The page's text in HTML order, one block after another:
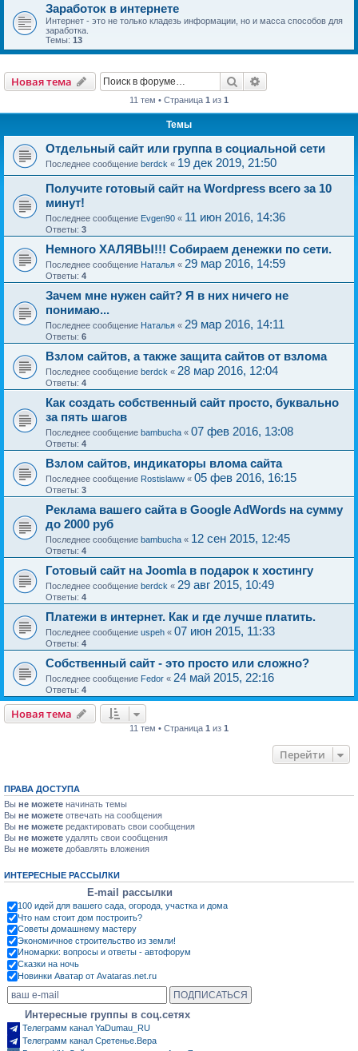
Заработок в интернете
Интернет - это не только кладезь информации, но и масса способов для
заработка.
Темы: 13
Новая тема Поиск
11 тем • Страница 1 из 1
Темы
Отдельный сайт или группа в социальной сети
Последнее сообщение berdck « 19 дек 2019, 21:50
Получите готовый сайт на Wordpress всего за 10
минут!
Последнее сообщение Evgen90 « 11 июн 2016, 14:36
Ответы: 3
Немного ХАЛЯВЫ!!! Собираем денежки по сети.
Последнее сообщение Наталья « 29 мар 2016, 14:59
Ответы: 4
Зачем мне нужен сайт? Я в них ничего не
понимаю...
Последнее сообщение Наталья « 29 мар 2016, 14:11
Ответы: 6
Взлом сайтов, а также защита сайтов от взлома
Последнее сообщение berdck « 28 мар 2016, 12:04
Ответы: 4
Как создать собственный сайт просто, буквально
за пять шагов
Последнее сообщение bambucha « 07 фев 2016, 13:08
Ответы: 4
Взлом сайтов, индикаторы влома сайта
Последнее сообщение Rostislaww « 05 фев 2016, 16:15
Ответы: 3
Реклама вашего сайта в Google AdWords на сумму
до 2000 руб
Последнее сообщение bambucha « 12 сен 2015, 12:45
Ответы: 4
Готовый сайт на Joomla в подарок к хостингу
Последнее сообщение berdck « 29 авг 2015, 10:49
Ответы: 4
Платежи в интернет. Как и где лучше платить.
Последнее сообщение uspeh « 07 июн 2015, 11:33
Ответы: 4
Собственный сайт - это просто или сложно?
Последнее сообщение Fedor « 24 май 2015, 22:16
Ответы: 4
Новая тема
11 тем • Страница 1 из 1
Перейти
ПРАВА ДОСТУПА
Вы не можете начинать темы
Вы не можете отвечать на сообщения
Вы не можете редактировать свои сообщения
Вы не можете удалять свои сообщения
Вы не можете добавлять вложения
ИНТЕРЕСНЫЕ РАССЫЛКИ
E-mail рассылки
100 идей для вашего сада, огорода, участка и дома
Что нам стоит дом построить?
Советы домашнему мастеру
Экономичное строительство из земли!
Иномарки: вопросы и ответы - автофорум
Сказки на ночь
Новинки Аватар от Avataras.net.ru
Интересные группы в соц.сетях
Телеграмм канал YaDumau_RU
Телеграмм канал Сретенье.Вера